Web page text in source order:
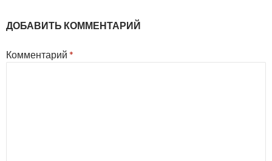
ДОБАВИТЬ КОММЕНТАРИЙ
Комментарий *